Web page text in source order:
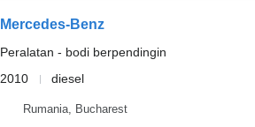
Mercedes-Benz
Peralatan - bodi berpendingin
2010
diesel
Rumania, Bucharest